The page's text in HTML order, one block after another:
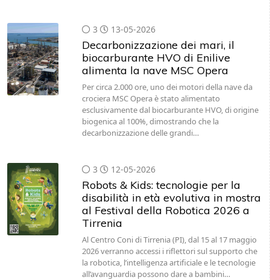
3 13-05-2026
Decarbonizzazione dei mari, il
biocarburante HVO di Enilive
alimenta la nave MSC Opera
Per circa 2.000 ore, uno dei motori della nave da
crociera MSC Opera è stato alimentato
esclusivamente dal biocarburante HVO, di origine
biogenica al 100%, dimostrando che la
decarbonizzazione delle grandi…
3 12-05-2026
Robots & Kids: tecnologie per la
disabilità in età evolutiva in mostra
al Festival della Robotica 2026 a
Tirrenia
Al Centro Coni di Tirrenia (PI), dal 15 al 17 maggio
2026 verranno accessi i riflettori sul supporto che
la robotica, l’intelligenza artificiale e le tecnologie
all’avanguardia possono dare a bambini…